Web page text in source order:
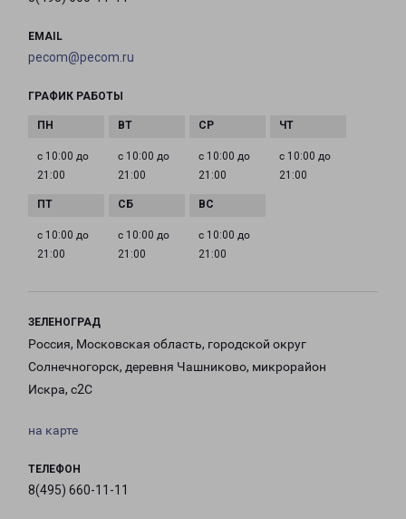
EMAIL
pecom@pecom.ru
ГРАФИК РАБОТЫ
с 10:00 до
21:00
с 10:00 до
21:00
с 10:00 до
21:00
с 10:00 до
21:00
с 10:00 до
21:00
с 10:00 до
21:00
с 10:00 до
21:00
ЗЕЛЕНОГРАД
Россия, Московская область, городской округ
Солнечногорск, деревня Чашниково, микрорайон
Искра, с2С
на карте
ТЕЛЕФОН
8(495) 660-11-11